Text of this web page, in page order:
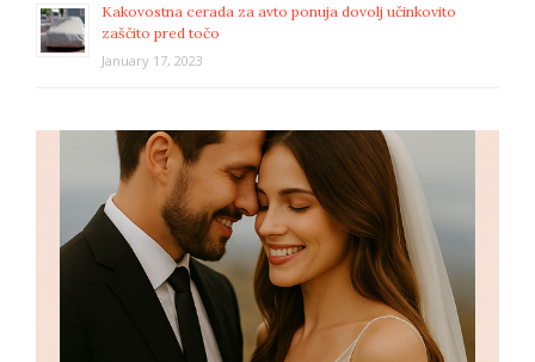
Kakovostna cerada za avto ponuja dovolj učinkovito
zaščito pred točo
January 17, 2023